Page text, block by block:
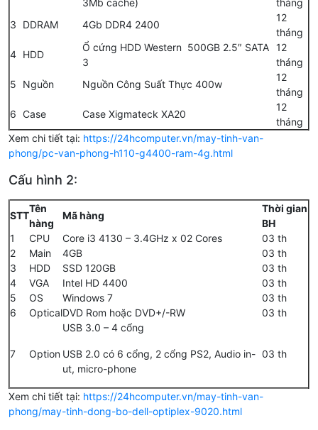
3Mb cache)
tháng
3
DDRAM 4Gb DDR4 2400
12
tháng
4 HDD
Ổ cứng HDD Western 500GB 2.5″ SATA
3
12
tháng
5
Nguồn Nguồn Công Suất Thực 400w
12
tháng
6 Case Case Xigmateck XA20
12
tháng
Xem chi tiết tại: https://24hcomputer.vn/may-tinh-van-
phong/pc-van-phong-h110-g4400-ram-4g.html
Cấu hình 2:
STT
Tên
hàng
Mã hàng
Thời gian
BH
1
CPU Core i3 4130 – 3.4GHz x 02 Cores
03 th
2
Main 4GB
03 th
3
HDD SSD 120GB
03 th
4
VGA Intel HD 4400
03 th
5
OS Windows 7
03 th
6
OpticalDVD Rom hoặc DVD+/-RW 03 th
7 Option
USB 3.0 – 4 cổng
USB 2.0 có 6 cổng, 2 cổng PS2, Audio in-
ut, micro-phone
03 th
Xem chi tiết tại: https://24hcomputer.vn/may-tinh-van-
phong/may-tinh-dong-bo-dell-optiplex-9020.html